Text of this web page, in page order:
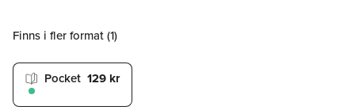
Finns i fler format (1)
Pocket 129 kr